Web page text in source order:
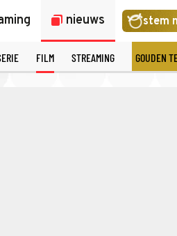
nieuws stem
FILM STREAMING GOUDEN